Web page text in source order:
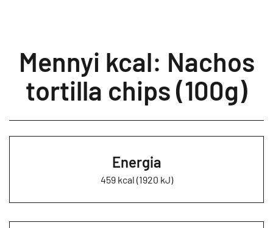
Mennyi kcal: Nachos
tortilla chips (100g)
Energia
459 kcal (1920 kJ)